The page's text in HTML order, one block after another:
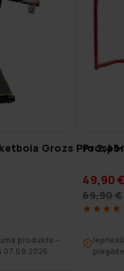
Grozs Pro
produkts –
07.09.2026
49,90 €
69,90 €